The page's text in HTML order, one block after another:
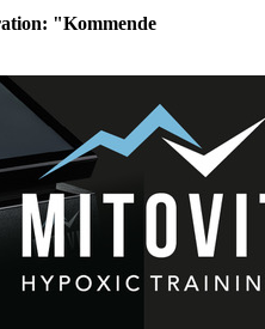
"Kommende